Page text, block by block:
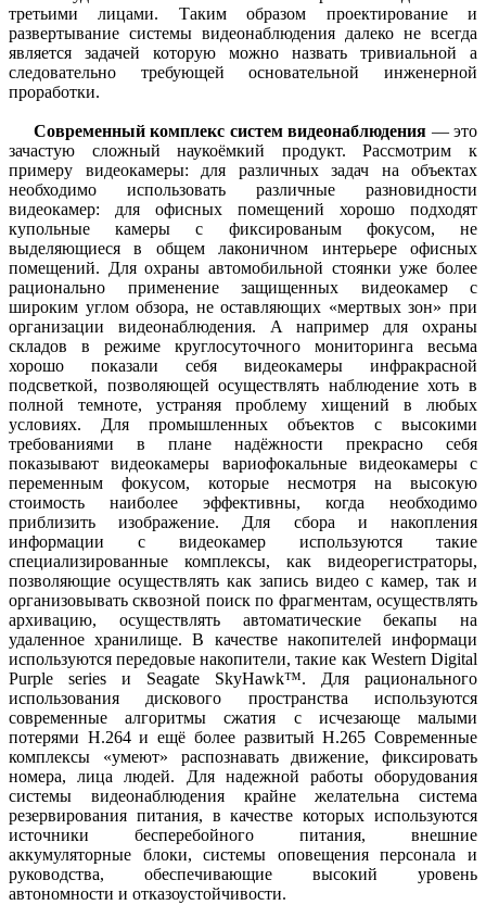
третьими лицами. Таким образом проектирование и
развертывание системы видеонаблюдения далеко не всегда
является задачей которую можно назвать тривиальной а
следовательно требующей основательной инженерной
проработки.
Современный комплекс систем видеонаблюдения — это
зачастую сложный наукоёмкий продукт. Рассмотрим к
примеру видеокамеры: для различных задач на объектах
необходимо использовать различные разновидности
видеокамер: для офисных помещений хорошо подходят
купольные камеры с фиксированым фокусом, не
выделяющиеся в общем лаконичном интерьере офисных
помещений. Для охраны автомобильной стоянки уже более
рационально применение защищенных видеокамер с
широким углом обзора, не оставляющих «мертвых зон» при
организации видеонаблюдения. А например для охраны
складов в режиме круглосуточного мониторинга весьма
хорошо показали себя видеокамеры инфракрасной
подсветкой, позволяющей осуществлять наблюдение хоть в
полной темноте, устраняя проблему хищений в любых
условиях. Для промышленных объектов с высокими
требованиями в плане надёжности прекрасно себя
показывают видеокамеры вариофокальные видеокамеры с
переменным фокусом, которые несмотря на высокую
стоимость наиболее эффективны, когда необходимо
приблизить изображение. Для сбора и накопления
информации с видеокамер используются такие
специализированные комплексы, как видеорегистраторы,
позволяющие осуществлять как запись видео с камер, так и
организовывать сквозной поиск по фрагментам, осуществлять
архивацию, осуществлять автоматические бекапы на
удаленное хранилище. В качестве накопителей информаци
используются передовые накопители, такие как Western Digital
Purple series и Seagate SkyHawk™. Для рационального
использования дискового пространства используются
современные алгоритмы сжатия с исчезающе малыми
потерями H.264 и ещё более развитый H.265 Современные
комплексы «умеют» распознавать движение, фиксировать
номера, лица людей. Для надежной работы оборудования
системы видеонаблюдения крайне желательна система
резервирования питания, в качестве которых используются
источники бесперебойного питания, внешние
аккумуляторные блоки, системы оповещения персонала и
руководства, обеспечивающие высокий уровень
автономности и отказоустойчивости.